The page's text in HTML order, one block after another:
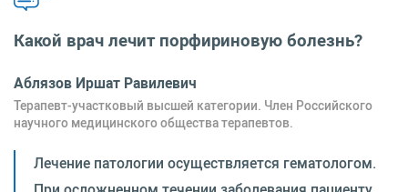
Какой врач лечит порфириновую болезнь?
Аблязов Иршат Равилевич
Терапевт-участковый высшей категории. Член Российского
научного медицинского общества терапевтов.
Лечение патологии осуществляется гематологом.